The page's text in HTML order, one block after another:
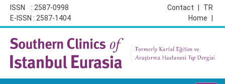
ISSN : 2587-0998
E-ISSN : 2587-1404
TR
Contact
Home